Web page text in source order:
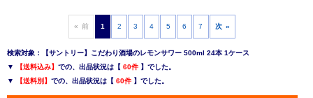
« 前 1 2 3 4 5 6 7 次 »
検索対象：【サントリー】こだわり酒場のレモンサワー 500ml 24本 1ケース
▼
【送料込み】 での、出品状況は【 60件 】でした。
▼
【送料別】 での、出品状況は【 60件 】でした。